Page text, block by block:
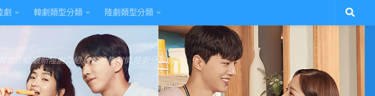
劇 韓劇類型分類 陸劇類型分類
劇介紹,最新陸劇介紹,韓劇分集劇情,陸劇分集劇情